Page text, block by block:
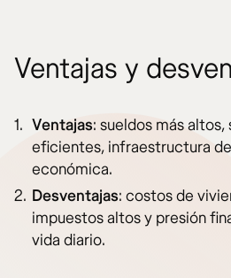
Ventajas y
Ventajas: sueldos más
eficientes, infraestructura
económica.
Desventajas: costos de
impuestos altos y presión
vida diario.